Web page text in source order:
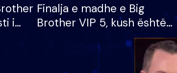
i
Finalja e madhe e Big
Brother VIP 5, kush është
banori i parë që lë shtëpinë
dhe humb mundësinë për
të fituar çmimin e madh